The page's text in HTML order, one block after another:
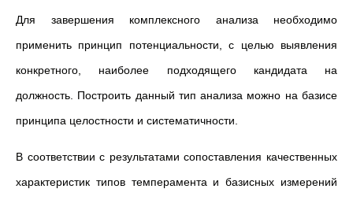
Для завершения комплексного анализа необходимо
применить принцип потенциальности, с целью выявления
конкретного, наиболее подходящего кандидата на
должность. Построить данный тип анализа можно на базисе
принципа целостности и систематичности.
В соответствии с результатами сопоставления качественных
характеристик типов темперамента и базисных измерений